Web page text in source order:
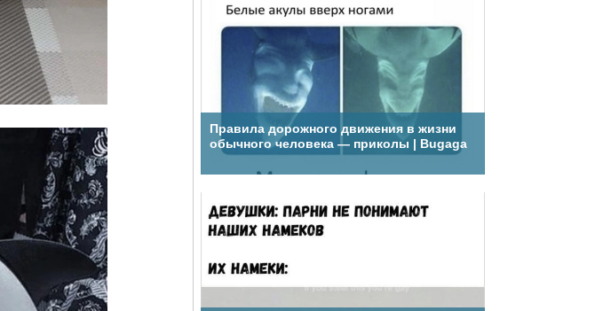
Правила дорожного движения в жизни
обычного человека — приколы | Bugaga